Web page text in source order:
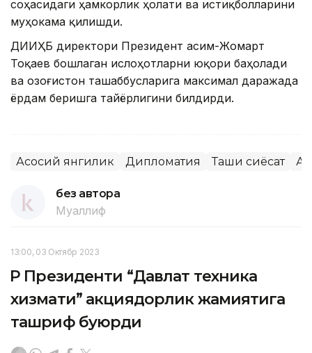
соҳасидаги ҳамкорлик ҳолати ва истиқболларини
муҳокама қилишди.
ДИИҲБ директори Президент Қасим-Жомарт
Тоқаев бошлаган ислоҳотларни юқори баҳолади
ва Қозоғистон ташаббусларига максимал даражада
ёрдам беришга тайёрлигини билдирди.
Асосий янгилик Дипломатия Ташқи сиёсат
без автора
Муаллиф
13:00, 03 Октябр 2023
ҚР Президенти “Давлат техника
хизмати” акциядорлик жамиятига
ташриф буюрди